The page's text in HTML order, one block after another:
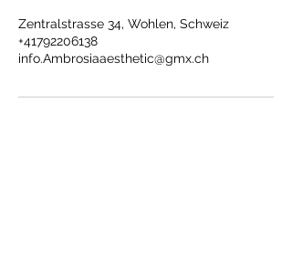
Zentralstrasse 34, Wohlen, Schweiz
+41792206138
info.Ambrosiaaesthetic@gmx.ch